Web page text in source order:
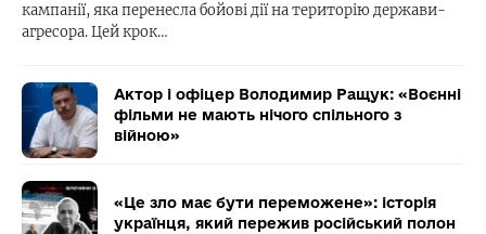
кампанії, яка перенесла бойові дії на територію держави-
агресора. Цей крок…
Актор і офіцер Володимир Ращук: «Воєнні
фільми не мають нічого спільного з
війною»
«Це зло має бути переможене»: історія
українця, який пережив російський полон